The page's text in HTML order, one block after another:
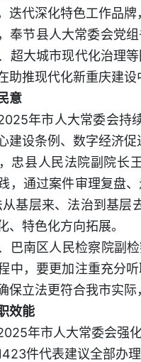
迭代深化特色工作品
奉节县人大常委会党
超大城市现代化治理
助推现代化新重庆建
意
年市人大常委会持
建设条例、数字经济
忠县人民法院副院长
，通过案件审理复盘
基层来、法治到基层
、特色化方向拓展。
巴南区人民检察院副
中，要更加注重充分
保立法更符合我市实
效能
年市人大常委会强
件代表建议全部办